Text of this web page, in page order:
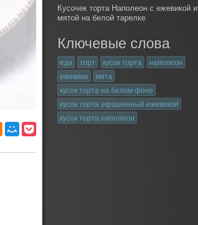
Кусочек торта Наполеон с ежевикой и
мятой на белой тарелке
Ключевые слова
еда торт кусок торта
наполеон
ежевика
мята
кусок торта на белом фоне
кусок торта украшенный ежевикой
кусок торта наполеон